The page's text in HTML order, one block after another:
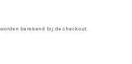
worden berekend bij de checkout.